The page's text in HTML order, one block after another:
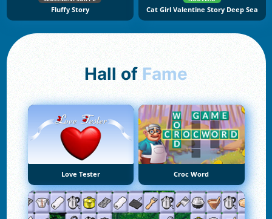
Fluffy Story Cat Girl Valentine Story Deep Sea
Hall of Fame
Love Tester Croc Word